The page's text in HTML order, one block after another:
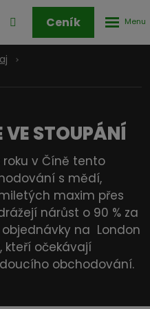
Přihlášení
Ceník
STOUPÁNÍ
roku v Číně tento
s mědí,
maxim přes
nárůst o 90 % za
na London
kteří očekávají
obchodování.